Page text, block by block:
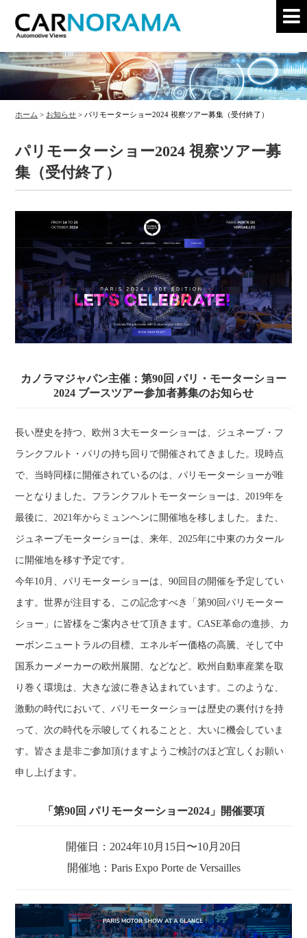
ホーム > お知らせ > パリモーターショー2024 視察ツアー募集（受付終了）
パリモーターショー2024 視察ツアー募
集（受付終了）
カノラマジャパン主催：第90回 パリ・モーターショー
2024 ブースツアー参加者募集のお知らせ
長い歴史を持つ、欧州３大モーターショーは、ジュネーブ・フ
ランクフルト・パリの持ち回りで開催されてきました。現時点
で、当時同様に開催されているのは、パリモーターショーが唯
一となりました。フランクフルトモーターショーは、2019年を
最後に、2021年からミュンヘンに開催地を移しました。また、
ジュネーブモーターショーは、来年、2025年に中東のカタール
に開催地を移す予定です。
今年10月、パリモーターショーは、90回目の開催を予定してい
ます。世界が注目する、この記念すべき「第90回パリモーター
ショー」に皆様をご案内させて頂きます。CASE革命の進捗、カ
ーボンニュートラルの目標、エネルギー価格の高騰、そして中
国系カーメーカーの欧州展開、などなど。欧州自動車産業を取
り巻く環境は、大きな波に巻き込まれています。このような、
激動の時代において、パリモーターショーは歴史の裏付けを持
って、次の時代を示唆してくれることと、大いに機会していま
す。皆さま是非ご参加頂けますようご検討のほど宜しくお願い
申し上げます。
「第90回 パリモーターショー2024」開催要項
開催日：2024年10月15日〜10月20日
開催地：Paris Expo Porte de Versailles